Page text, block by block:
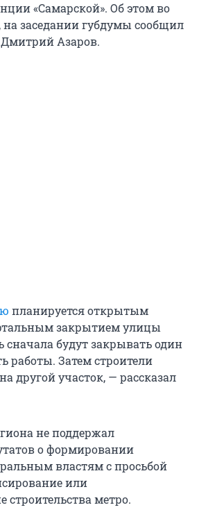
«Самарской». Об этом во
на заседании губдумы сообщил
Дмитрий Азаров.
планируется открытым
закрытием улицы
сначала будут закрывать один
работы. Затем строители
другой участок, — рассказал
не поддержал
о формировании
властям с просьбой
или
строительства метро.